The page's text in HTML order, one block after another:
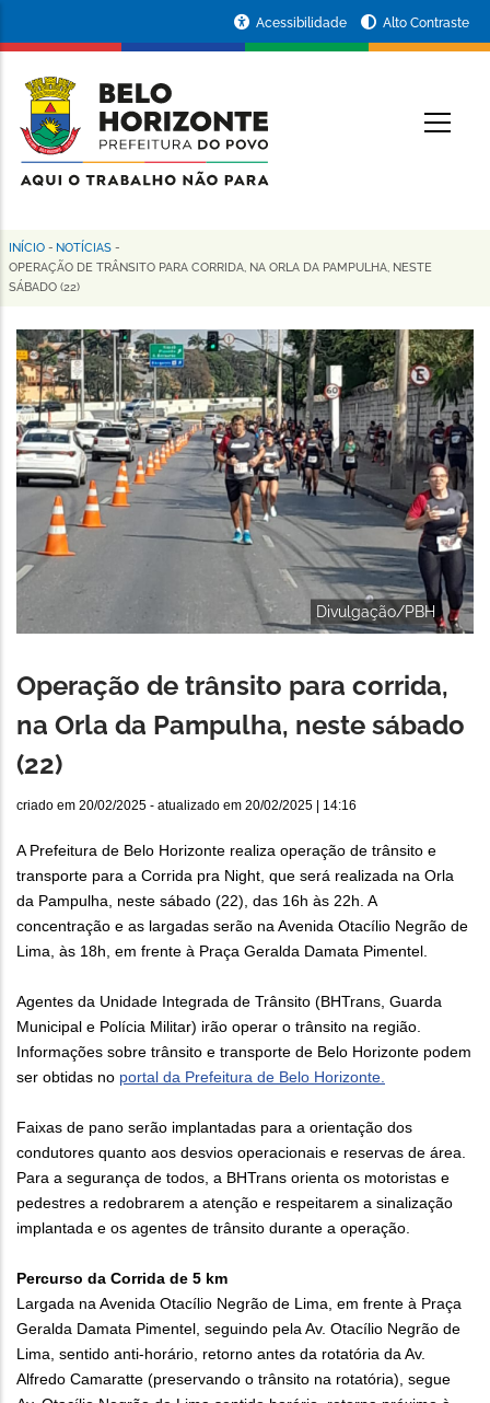
conteúdo
principal
da
Prefeitura
de
Horizonte
Acessibilidade Alto Contraste
Trilha
de
navegação
INÍCIO - NOTÍCIAS -
OPERAÇÃO DE TRÂNSITO PARA CORRIDA, NA ORLA DA PAMPULHA, NESTE
SÁBADO (22)
Divulgação/PBH
Operação de trânsito para corrida,
na Orla da Pampulha, neste sábado
(22)
criado em 20/02/2025 - atualizado em 20/02/2025 | 14:16
A Prefeitura de Belo Horizonte realiza operação de trânsito e
transporte para a Corrida pra Night, que será realizada na Orla
da Pampulha, neste sábado (22), das 16h às 22h. A
concentração e as largadas serão na Avenida Otacílio Negrão de
Lima, às 18h, em frente à Praça Geralda Damata Pimentel.
Agentes da Unidade Integrada de Trânsito (BHTrans, Guarda
Municipal e Polícia Militar) irão operar o trânsito na região.
Informações sobre trânsito e transporte de Belo Horizonte podem
ser obtidas no portal da Prefeitura de Belo Horizonte.
Faixas de pano serão implantadas para a orientação dos
condutores quanto aos desvios operacionais e reservas de área.
Para a segurança de todos, a BHTrans orienta os motoristas e
pedestres a redobrarem a atenção e respeitarem a sinalização
implantada e os agentes de trânsito durante a operação.
Percurso da Corrida de 5 km
Largada na Avenida Otacílio Negrão de Lima, em frente à Praça
Geralda Damata Pimentel, seguindo pela Av. Otacílio Negrão de
Lima, sentido anti-horário, retorno antes da rotatória da Av.
Alfredo Camaratte (preservando o trânsito na rotatória), segue